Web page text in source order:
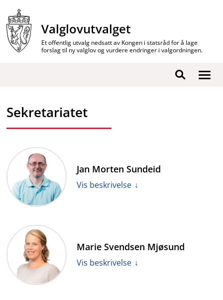
innhold
Valglovutvalget
Et offentlig utvalg nedsatt av Kongen i statsråd for å lage
forslag til ny valglov og vurdere endringer i valgordningen.
Vis
Søk
Sekretariatet
Jan Morten Sundeid
Vis beskrivelse
Marie Svendsen Mjøsund
Vis beskrivelse